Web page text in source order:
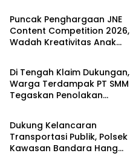
Puncak Penghargaan JNE
Content Competition 2026,
Wadah Kreativitas Anak
PEMERINTAHAN
Di Tengah Klaim Dukungan,
Warga Terdampak PT SMM
Tegaskan Penolakan
Dampaknya”
Batam
Dukung Kelancaran
Transportasi Publik, Polsek
Kawasan Bandara Hang